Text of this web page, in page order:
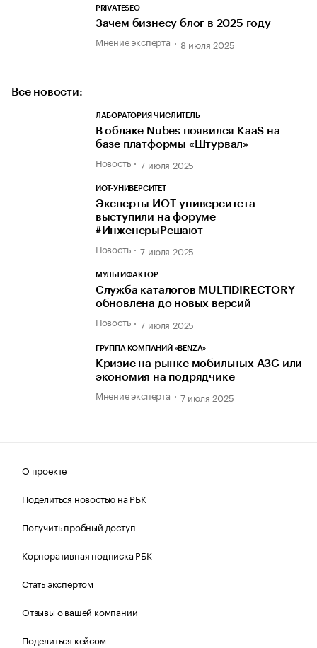
PRIVATESEO
Зачем бизнесу блог в 2025 году
Мнение эксперта 8 июля 2025
Все новости:
ЛАБОРАТОРИЯ ЧИСЛИТЕЛЬ
В облаке Nubes появился KaaS на
базе платформы «Штурвал»
Новость 7 июля 2025
ИОТ-УНИВЕРСИТЕТ
Эксперты ИОТ-университета
выступили на форуме
#ИнженерыРешают
Новость 7 июля 2025
МУЛЬТИФАКТОР
Служба каталогов MULTIDIRECTORY
обновлена до новых версий
Новость 7 июля 2025
ГРУППА КОМПАНИЙ «BENZA»
Кризис на рынке мобильных АЗС или
экономия на подрядчике
Мнение эксперта 7 июля 2025
О проекте
Поделиться новостью на РБК
Получить пробный доступ
Корпоративная подписка РБК
Стать экспертом
Отзывы о вашей компании
Поделиться кейсом